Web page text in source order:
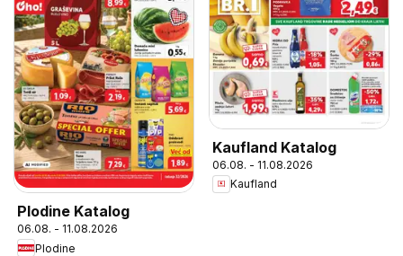
Plodine Katalog
06.08. - 11.08.2026
Plodine
Kaufland Katalog
06.08. - 11.08.2026
Kaufland